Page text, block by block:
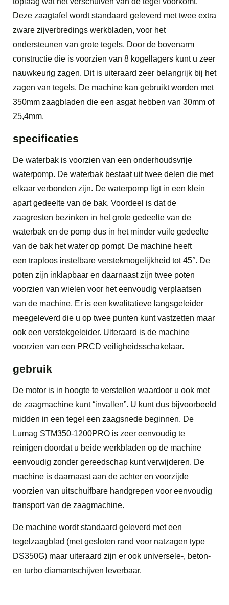
Deze zaagtafel wordt standaard geleverd met twee extra
zware zijverbredings werkbladen, voor het
ondersteunen van grote tegels. Door de bovenarm
constructie die is voorzien van 8 kogellagers kunt u zeer
nauwkeurig zagen. Dit is uiteraard zeer belangrijk bij het
zagen van tegels. De machine kan gebruikt worden met
350mm zaagbladen die een asgat hebben van 30mm of
25,4mm.
specificaties
De waterbak is voorzien van een onderhoudsvrije
waterpomp. De waterbak bestaat uit twee delen die met
elkaar verbonden zijn. De waterpomp ligt in een klein
apart gedeelte van de bak. Voordeel is dat de
zaagresten bezinken in het grote gedeelte van de
waterbak en de pomp dus in het minder vuile gedeelte
van de bak het water op pompt. De machine heeft
een traploos instelbare verstekmogelijkheid tot 45°. De
poten zijn inklapbaar en daarnaast zijn twee poten
voorzien van wielen voor het eenvoudig verplaatsen
van de machine. Er is een kwalitatieve langsgeleider
meegeleverd die u op twee punten kunt vastzetten maar
ook een verstekgeleider. Uiteraard is de machine
voorzien van een PRCD veiligheidsschakelaar.
gebruik
De motor is in hoogte te verstellen waardoor u ook met
de zaagmachine kunt “invallen”. U kunt dus bijvoorbeeld
midden in een tegel een zaagsnede beginnen. De
Lumag STM350-1200PRO is zeer eenvoudig te
reinigen doordat u beide werkbladen op de machine
eenvoudig zonder gereedschap kunt verwijderen. De
machine is daarnaast aan de achter en voorzijde
voorzien van uitschuifbare handgrepen voor eenvoudig
transport van de zaagmachine.
De machine wordt standaard geleverd met een
tegelzaagblad (met gesloten rand voor natzagen type
DS350G) maar uiteraard zijn er ook universele-, beton-
en turbo diamantschijven leverbaar.